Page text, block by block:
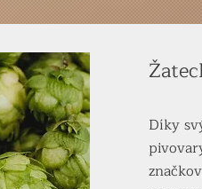
Díky